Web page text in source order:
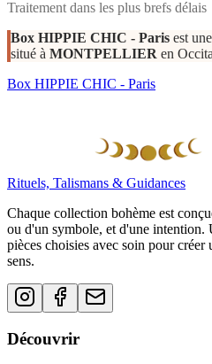
Traitement dans les plus brefs délais
Box HIPPIE CHIC - Paris est
situé à MONTPELLIER en
Box HIPPIE CHIC - Paris
Rituels, Talismans & Guidances
Chaque collection bohème est
ou d'un symbole, et d'une intention.
pièces choisies avec soin pour créer
sens.
Découvrir